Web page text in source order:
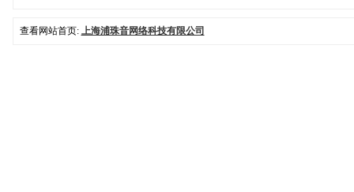
查看网站首页: 上海浦珠音网络科技有限公司